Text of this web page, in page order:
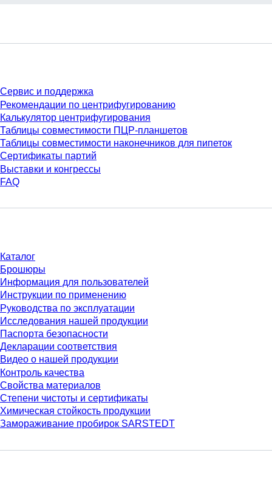
Сервис и поддержка
Рекомендации по центрифугированию
Калькулятор центрифугирования
Таблицы совместимости ПЦР-планшетов
Таблицы совместимости наконечников для пипеток
Сертификаты партий
Выставки и конгрессы
FAQ
Каталог
Брошюры
Информация для пользователей
Инструкции по применению
Руководства по эксплуатации
Исследования нашей продукции
Паспорта безопасности
Декларации соответствия
Видео о нашей продукции
Контроль качества
Свойства материалов
Степени чистоты и сертификаты
Химическая стойкость продукции
Замораживание пробирок SARSTEDT